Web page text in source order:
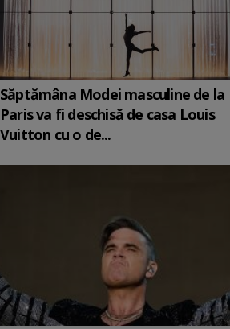
Săptămâna Modei masculine de la
Paris va fi deschisă de casa Louis
Vuitton cu o de...